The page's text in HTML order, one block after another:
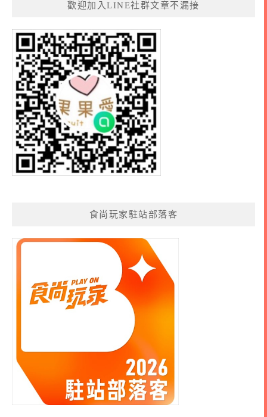
歡迎加入LINE社群文章不漏接
食尚玩家駐站部落客